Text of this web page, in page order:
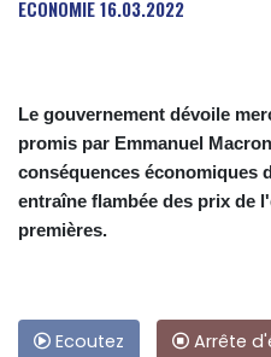
ECONOMIE16.03.2022
Le gouvernement dévoile
promis par Emmanuel
conséquences économiques
entraîne flambée des prix de
premières.
Ecoutez Arrête